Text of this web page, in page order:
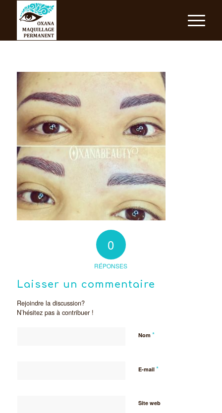
0
RÉPONSES
Laisser un commentaire
Rejoindre la discussion?
N’hésitez pas à contribuer !
Nom *
E-mail *
Site web